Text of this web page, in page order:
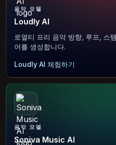
음악 모델
Loudly AI
로열티 프리 음악 방향, 루프, 스
어를 생성합니다.
Loudly AI 체험하기
음악 모델
Soniva Music AI